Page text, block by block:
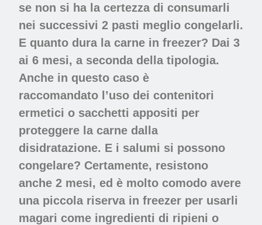
se non si ha la certezza di consumarli
nei successivi 2 pasti meglio congelarli.
E quanto dura la carne in freezer? Dai 3
ai 6 mesi, a seconda della tipologia.
Anche in questo caso è
raccomandato l’uso dei contenitori
ermetici o sacchetti appositi per
proteggere la carne dalla
disidratazione. E i salumi si possono
congelare? Certamente, resistono
anche 2 mesi, ed è molto comodo avere
una piccola riserva in freezer per usarli
magari come ingredienti di ripieni o